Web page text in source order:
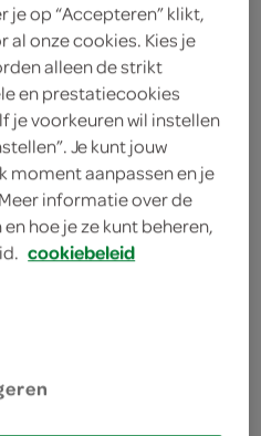
niet zichtbaar bij de
wél automatisch
je op “Accepteren” klikt,
al onze cookies. Kies je
alleen de strikt
en prestatiecookies
je voorkeuren wil instellen
Je kunt jouw
moment aanpassen en je
informatie over de
hoe je ze kunt beheren,
cookiebeleid